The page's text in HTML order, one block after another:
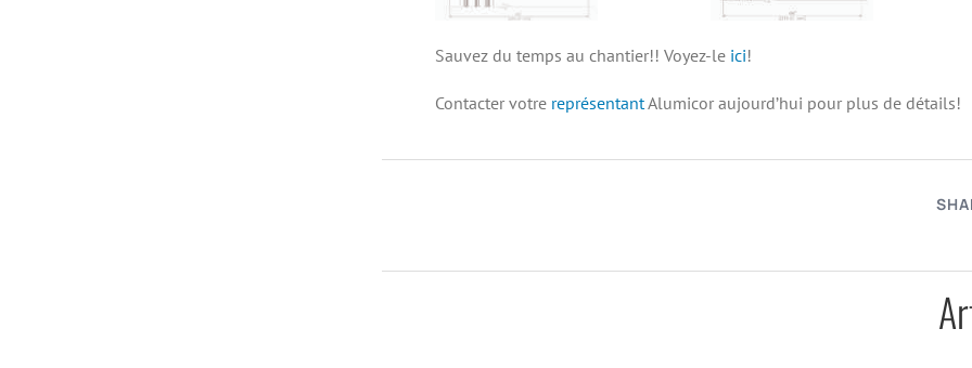
Sauvez du temps au chantier!! Voyez-le ici!
Contacter votre représentantAlumicor aujourd’hui pour plus de détails!